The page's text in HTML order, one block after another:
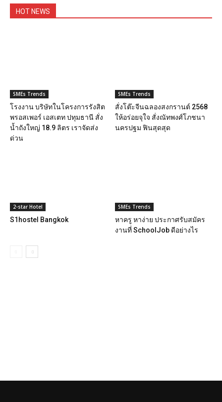
HOT NEWS
SMEs Trends
โรงงาน บริษัทในโครงการรังสิต
พรอสเพอร์ เอสเตท ปทุมธานี สั่ง
น้ำถังใหญ่ 18.9 ลิตร เราจัดส่ง
ด่วน
SMEs Trends
สั่งโต๊ะจีนฉลองสงกรานต์ 2568
ให้อร่อยจุใจ สั่งณัทพงศ์โภชนา
นครปฐม ฟินสุดสุด
2-star Hotel
S1hostel Bangkok
SMEs Trends
หาครู หาง่าย ประกาศรับสมัคร
งานที่ SchoolJob ดีอย่างไร